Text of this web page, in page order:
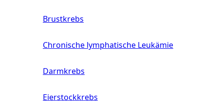
Brustkrebs
Chronische lymphatische Leukämie
Darmkrebs
Eierstockkrebs